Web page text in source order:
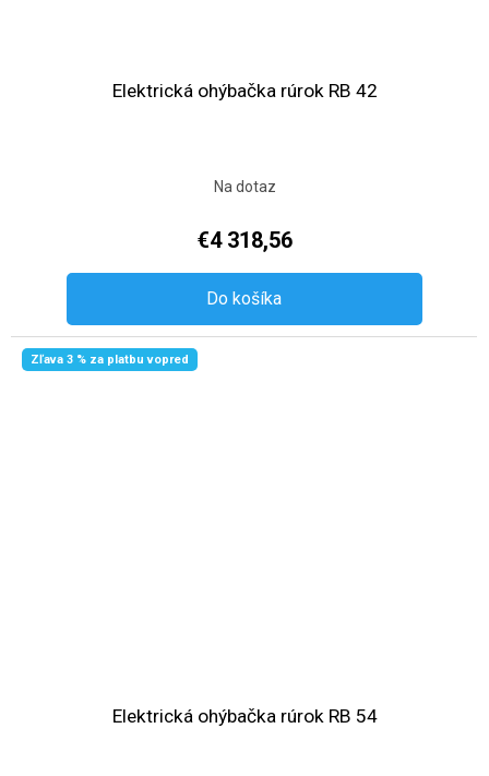
Elektrická ohýbačka rúrok RB 42
Na dotaz
€4 318,56
Do košíka
Zľava 3 % za platbu vopred
Elektrická ohýbačka rúrok RB 54